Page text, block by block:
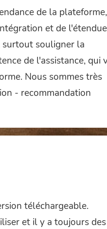
de la plateforme,
et de l'étendue
souligner la
de l'assistance, qui
Nous sommes très
- recommandation
téléchargeable.
et il y a toujours des